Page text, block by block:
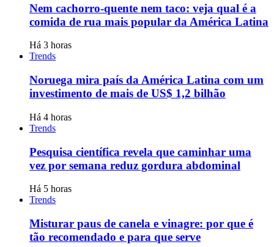
Nem cachorro-quente nem taco: veja qual é a
comida de rua mais popular da América Latina
Há 3 horas
Trends
Noruega mira país da América Latina com um
investimento de mais de US$ 1,2 bilhão
Há 4 horas
Trends
Pesquisa científica revela que caminhar uma
vez por semana reduz gordura abdominal
Há 5 horas
Trends
Misturar paus de canela e vinagre: por que é
tão recomendado e para que serve